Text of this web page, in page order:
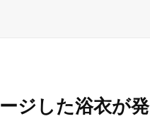
ジした浴衣が発